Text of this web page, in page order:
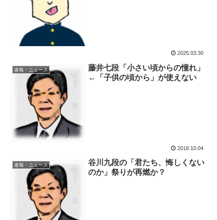
2025.03.30
速報・ニュース
藤井七段「小さい頃からの憧れ」
←「子供の頃から」が使えない
2018.10.04
速報・ニュース
谷川九段の「君たち、悔しくない
のか」祭りが再燃か？